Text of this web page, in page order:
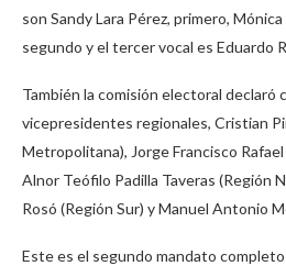
son Sandy Lara Pérez, primero,
segundo y el tercer vocal es Eduardo
También la comisión electoral declaró
vicepresidentes regionales, Cristian
Metropolitana), Jorge Francisco
Alnor Teófilo Padilla Taveras (Región
Rosó (Región Sur) y Manuel Antonio
Este es el segundo mandato